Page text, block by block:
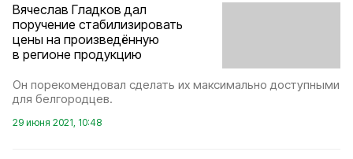
Вячеслав Гладков дал
поручение стабилизировать
цены на произведённую
в регионе продукцию
Он порекомендовал сделать их максимально доступными
для белгородцев.
29 июня 2021, 10:48